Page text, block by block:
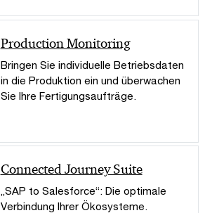
Production Monitoring
Bringen Sie individuelle Betriebsdaten
in die Produktion ein und überwachen
Sie Ihre Fertigungsaufträge.
Connected Journey Suite
„SAP to Salesforce“: Die optimale
Verbindung Ihrer Ökosysteme.